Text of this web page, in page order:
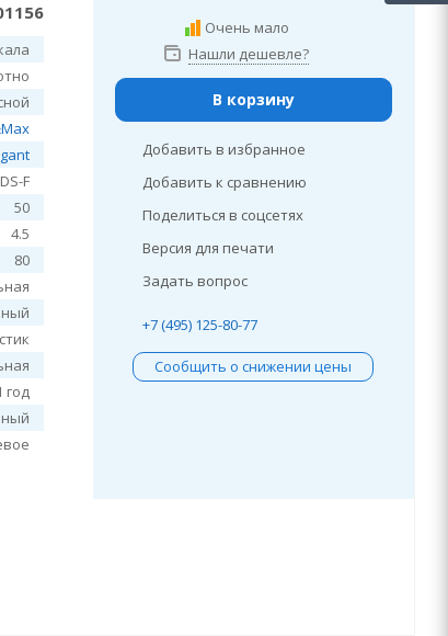
F
50
4.5
80
год
Очень мало
Нашли дешевле?
В корзину
Добавить в избранное
Добавить к сравнению
Поделиться в соцсетях
Версия для печати
Задать вопрос
+7 (495) 125-80-77
Сообщить о снижении цены